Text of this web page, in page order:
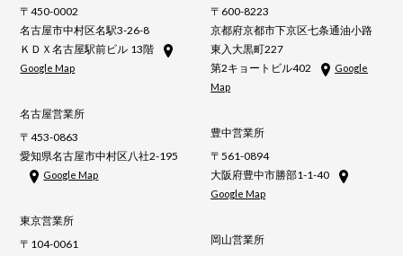
〒450-0002
名古屋市中村区名駅3-26-8
ＫＤＸ名古屋駅前ビル 13階
Google Map
名古屋営業所
〒453-0863
愛知県名古屋市中村区八社2-195
Google Map
東京営業所
〒104-0061
〒600-8223
京都府京都市下京区七条通油小路
東入大黒町227
第2キョートビル402
Google
Map
豊中営業所
〒561-0894
大阪府豊中市勝部1-1-40
Google Map
岡山営業所